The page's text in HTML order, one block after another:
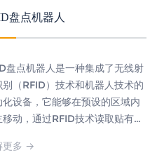
盘点机器人
盘点机器人是一种集成了无线射
别（RFID）技术和机器人技术的
化设备，它能够在预设的区域内
移动，通过RFID技术读取贴有
库存盘点和管理。
更多 →